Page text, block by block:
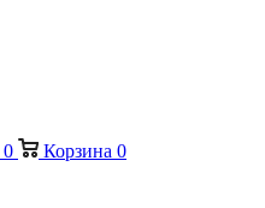
0 Корзина 0